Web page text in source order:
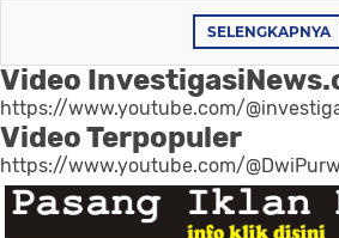
SELENGKAPNYA
Video
https://www.youtube.com/
Video Terpopuler
https://www.youtube.com/